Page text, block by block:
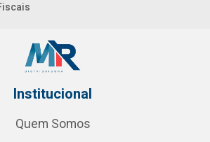
Institucional
Quem Somos